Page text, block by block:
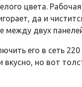
цвета.
да и
между двух
его в сеть
но вот